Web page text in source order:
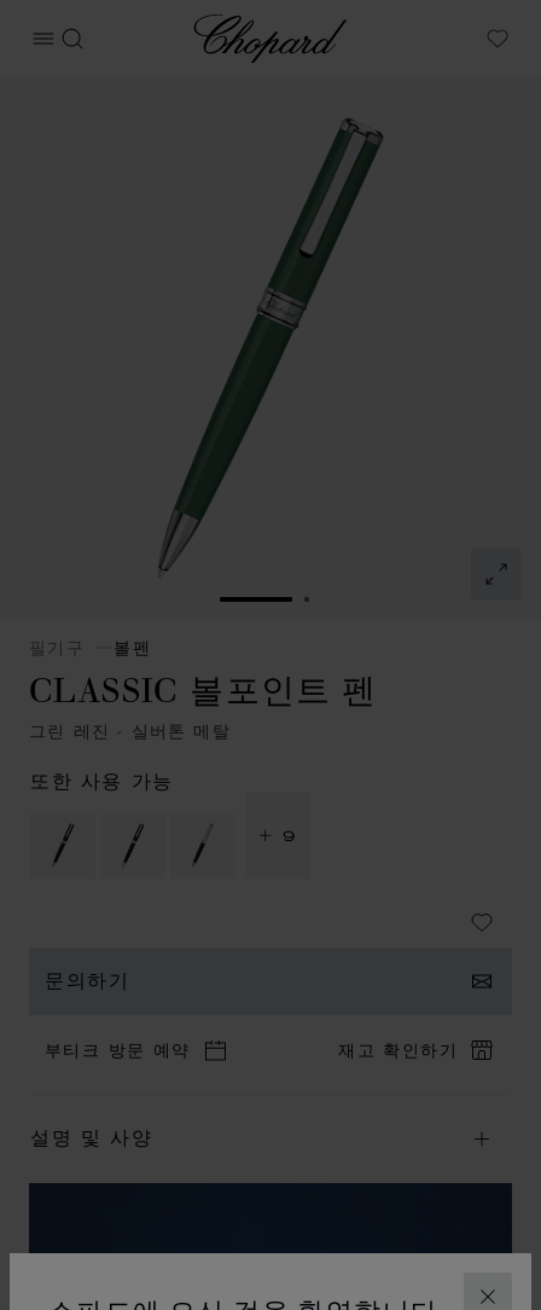
닫기
메뉴 열기
검색
Chopard
My
슬라이드로 이동 1
슬라이드로 이동 2
필기구 볼펜
CLASSIC 볼포인트 펜
그린 레진 - 실버톤 메탈
또한 사용 가능
+ 9
문의하기
부티크 방문 예약 재고 확인하기
설명 및 사양